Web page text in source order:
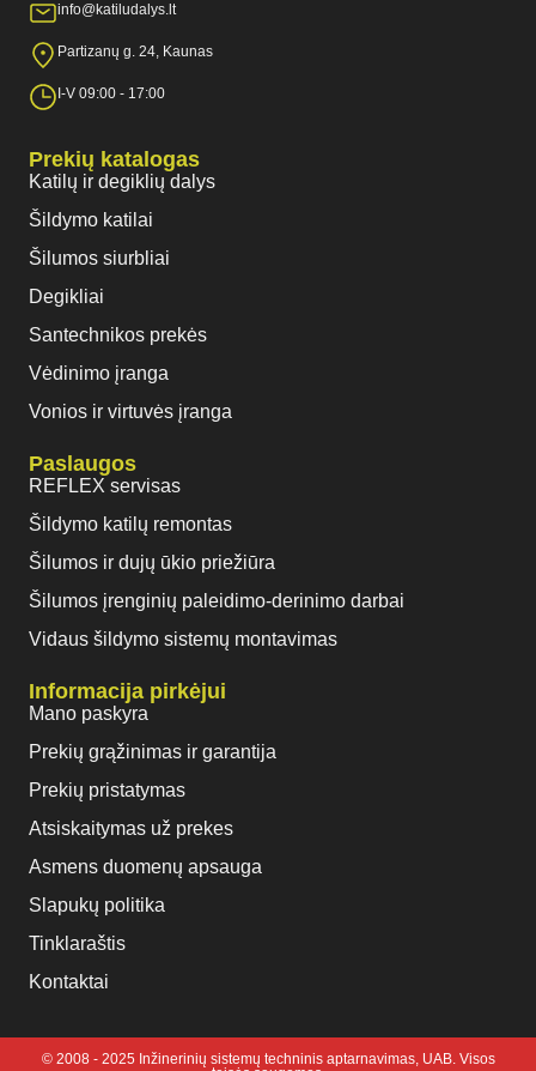
info@katiludalys.lt
Partizanų g. 24, Kaunas
I-V 09:00 - 17:00
Prekių katalogas
Katilų ir degiklių dalys
Šildymo katilai
Šilumos siurbliai
Degikliai
Santechnikos prekės
Vėdinimo įranga
Vonios ir virtuvės įranga
Paslaugos
REFLEX servisas
Šildymo katilų remontas
Šilumos ir dujų ūkio priežiūra
Šilumos įrenginių paleidimo-derinimo darbai
Vidaus šildymo sistemų montavimas
Informacija pirkėjui
Mano paskyra
Prekių grąžinimas ir garantija
Prekių pristatymas
Atsiskaitymas už prekes
Asmens duomenų apsauga
Slapukų politika
Tinklaraštis
Kontaktai
© 2008 - 2025 Inžinerinių sistemų techninis aptarnavimas, UAB. Visos